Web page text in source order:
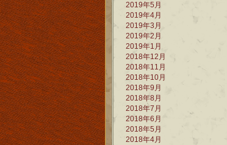
2019年5月
2019年4月
2019年3月
2019年2月
2019年1月
2018年12月
2018年11月
2018年10月
2018年9月
2018年8月
2018年7月
2018年6月
2018年5月
2018年4月